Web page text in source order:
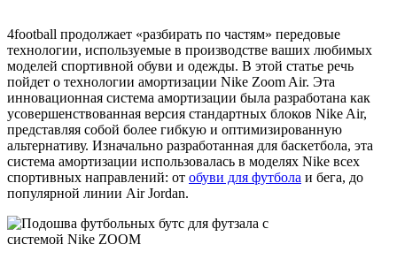
4football продолжает «разбирать по частям» передовые
технологии, используемые в производстве ваших любимых
моделей спортивной обуви и одежды. В этой статье речь
пойдет о технологии амортизации Nike Zoom Air. Эта
инновационная система амортизации была разработана как
усовершенствованная версия стандартных блоков Nike Air,
представляя собой более гибкую и оптимизированную
альтернативу. Изначально разработанная для баскетбола, эта
система амортизации использовалась в моделях Nike всех
спортивных направлений: от обуви для футбола и бега, до
популярной линии Air Jordan.